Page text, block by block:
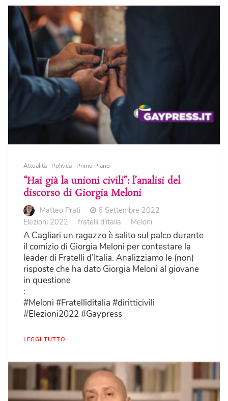
Attualità Politica Primo Piano
“Hai già la unioni civili”: l’analisi del
discorso di Giorgia Meloni
Matteo Prati
6 Settembre 2022
Elezioni 2022
fratelli d'italia Meloni
A Cagliari un ragazzo è salito sul palco durante
il comizio di Giorgia Meloni per contestare la
leader di Fratelli d’Italia. Analizziamo le (non)
risposte che ha dato Giorgia Meloni al giovane
in questione
:
#Meloni #Fratelliditalia #diritticivili
#Elezioni2022 #Gaypress
LEGGI TUTTO